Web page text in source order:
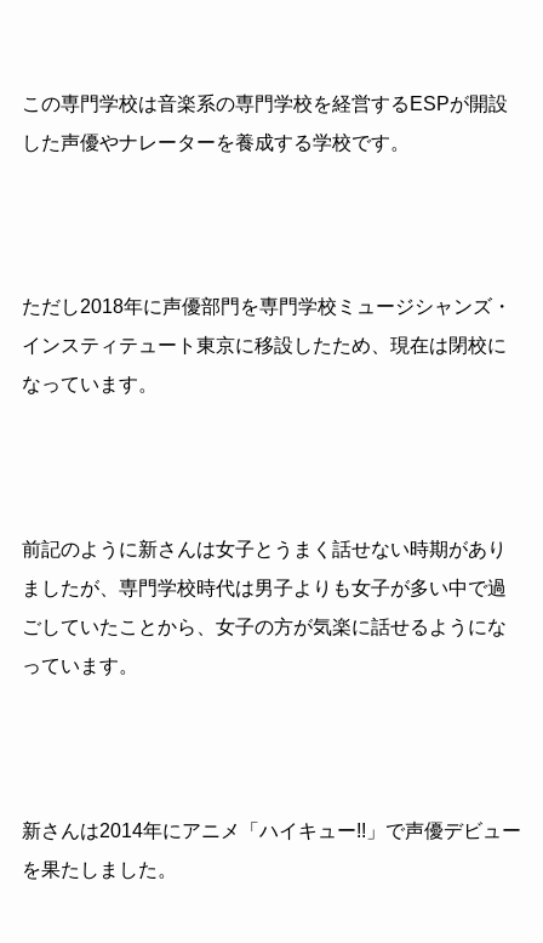
この専門学校は音楽系の専門学校を経営するESPが開設
した声優やナレーターを養成する学校です。
ただし2018年に声優部門を専門学校ミュージシャンズ・
インスティテュート東京に移設したため、現在は閉校に
なっています。
前記のように新さんは女子とうまく話せない時期があり
ましたが、専門学校時代は男子よりも女子が多い中で過
ごしていたことから、女子の方が気楽に話せるようにな
っています。
新さんは2014年にアニメ「ハイキュー!!」で声優デビュー
を果たしました。